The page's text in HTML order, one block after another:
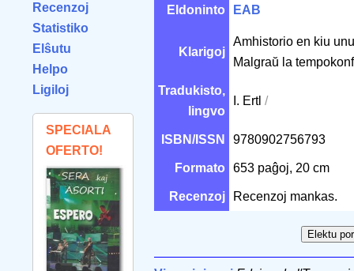
Recenzoj
Statistiko
Elŝutu
Helpo
Ligiloj
SPECIALA
OFERTO!
Eldoninto EAB
Klarigoj
Amhistorio en kiu
Malgraŭ la
Tradukisto,
lingvo
I. Ertl /
ISBN/ISSN 9780902756793
Formato 653 paĝoj, 20 cm
Recenzoj Recenzoj mankas.